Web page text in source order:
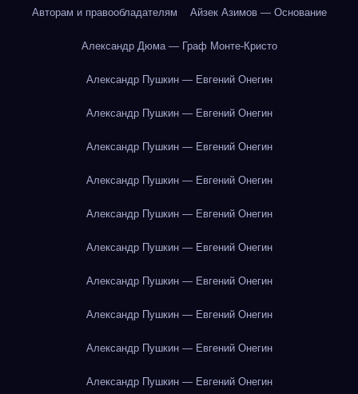
Авторам и правообладателям Айзек Азимов — Основание
Александр Дюма — Граф Монте-Кристо
Александр Пушкин — Евгений Онегин
Александр Пушкин — Евгений Онегин
Александр Пушкин — Евгений Онегин
Александр Пушкин — Евгений Онегин
Александр Пушкин — Евгений Онегин
Александр Пушкин — Евгений Онегин
Александр Пушкин — Евгений Онегин
Александр Пушкин — Евгений Онегин
Александр Пушкин — Евгений Онегин
Александр Пушкин — Евгений Онегин